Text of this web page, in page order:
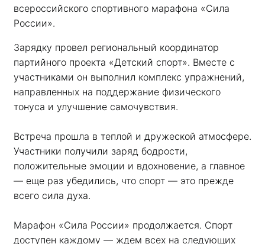
всероссийского спортивного марафона «Сила
России».
Зарядку провел региональный координатор
партийного проекта «Детский спорт». Вместе с
участниками он выполнил комплекс упражнений,
направленных на поддержание физического
тонуса и улучшение самочувствия.
Встреча прошла в теплой и дружеской атмосфере.
Участники получили заряд бодрости,
положительные эмоции и вдохновение, а главное
— еще раз убедились, что спорт — это прежде
всего сила духа.
Марафон «Сила России» продолжается. Спорт
доступен каждому — ждем всех на следующих